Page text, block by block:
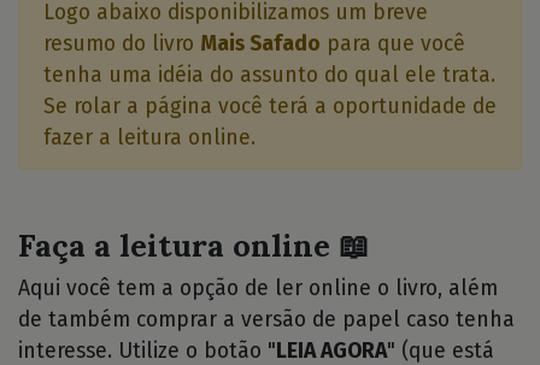
Logo abaixo disponibilizamos um breve
resumo do livro Mais Safado para que você
tenha uma idéia do assunto do qual ele trata.
Se rolar a página você terá a oportunidade de
fazer a leitura online.
Faça a leitura online 📖
Aqui você tem a opção de ler online o livro, além
de também comprar a versão de papel caso tenha
interesse. Utilize o botão " LEIA AGORA" (que está